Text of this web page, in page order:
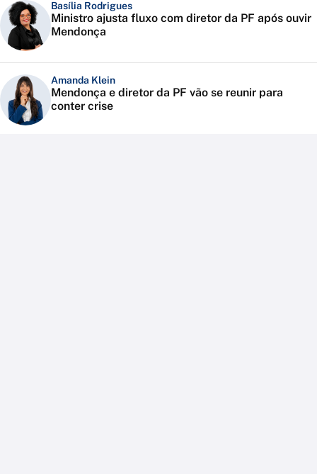
Basília Rodrigues
Ministro ajusta fluxo com diretor da PF após ouvir
Mendonça
Amanda Klein
Mendonça e diretor da PF vão se reunir para
conter crise